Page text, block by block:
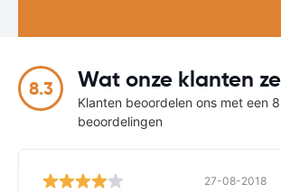
8.3 Wat onze klanten
Klanten beoordelen ons met een
beoordelingen
27-08-2018